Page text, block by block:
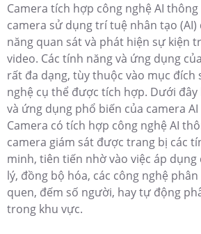
Camera tích hợp công nghệ AI
camera sử dụng trí tuệ nhân tạo (AI)
năng quan sát và phát hiện sự kiện
video. Các tính năng và ứng dụng
rất đa dạng, tùy thuộc vào mục đích
nghệ cụ thể được tích hợp. Dưới
và ứng dụng phổ biến của camera
Camera có tích hợp công nghệ AI
camera giám sát được trang bị các
minh, tiên tiến nhờ vào việc áp
lý, đồng bộ hóa, các công nghệ
quen, đếm số người, hay tự động
trong khu vực.